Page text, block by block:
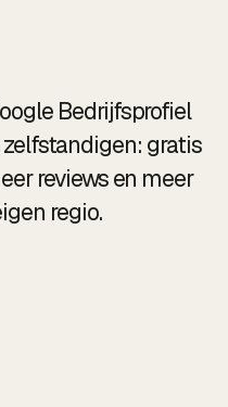
Bedrijfsprofiel
zelfstandigen: gratis
reviews en meer
regio.